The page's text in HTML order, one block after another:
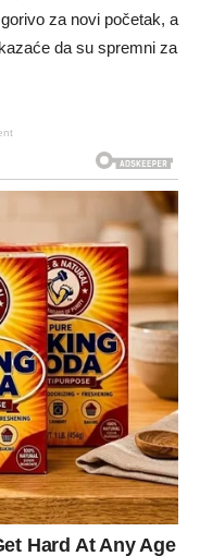
za novi početak, a
da su spremni za